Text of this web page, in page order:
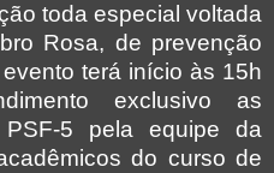
toda especial voltada
Rosa, de prevenção
terá início às 15h
exclusivo as
5 pela equipe da
do curso de